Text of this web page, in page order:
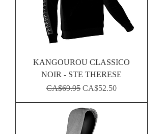
KANGOUROU CLASSICO
NOIR - STE THERESE
Regular Price
CA$69.95 Sale Price
CA$52.50